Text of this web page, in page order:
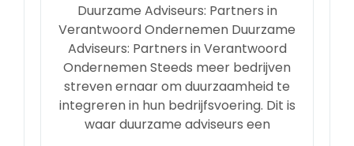
Duurzame Adviseurs: Partners in
Verantwoord Ondernemen Duurzame
Adviseurs: Partners in Verantwoord
Ondernemen Steeds meer bedrijven
streven ernaar om duurzaamheid te
integreren in hun bedrijfsvoering. Dit is
waar duurzame adviseurs een